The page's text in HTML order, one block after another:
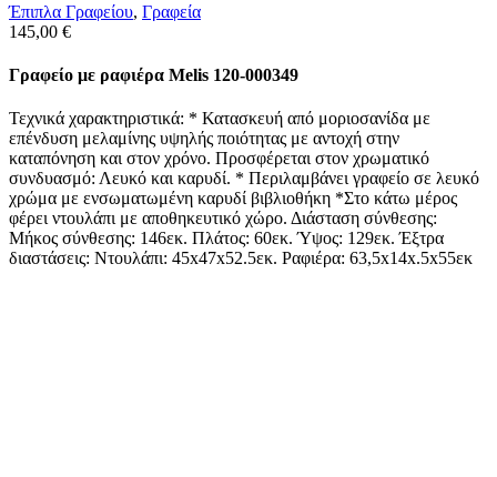
Έπιπλα Γραφείου, Γραφεία
145,00 €
Γραφείο με ραφιέρα Melis 120-000349
Τεχνικά χαρακτηριστικά: * Κατασκευή από μοριοσανίδα με
επένδυση μελαμίνης υψηλής ποιότητας με αντοχή στην
καταπόνηση και στον χρόνο. Προσφέρεται στον χρωματικό
συνδυασμό: Λευκό και καρυδί. * Περιλαμβάνει γραφείο σε λευκό
χρώμα με ενσωματωμένη καρυδί βιβλιοθήκη *Στο κάτω μέρος
φέρει ντουλάπι με αποθηκευτικό χώρο. Διάσταση σύνθεσης:
Μήκος σύνθεσης: 146εκ. Πλάτος: 60εκ. Ύψος: 129εκ. Έξτρα
διαστάσεις: Ντουλάπι: 45x47x52.5εκ. Ραφιέρα: 63,5x14x.5x55εκ